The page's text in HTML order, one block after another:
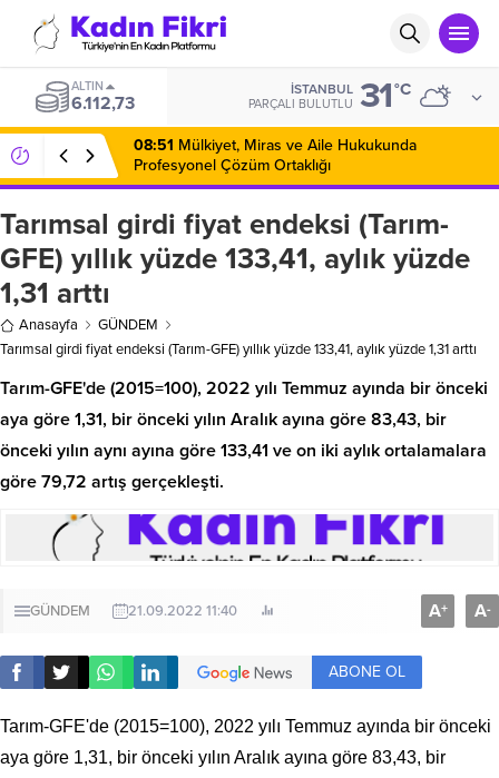
ALTIN
6.112,73
İSTANBUL
PARÇALI BULUTLU 31°C
08:51 Mülkiyet, Miras ve Aile Hukukunda
Profesyonel Çözüm Ortaklığı
Tarımsal girdi fiyat endeksi (Tarım-
GFE) yıllık yüzde 133,41, aylık yüzde
1,31 arttı
Anasayfa
GÜNDEM
Tarımsal girdi fiyat endeksi (Tarım-GFE) yıllık yüzde 133,41, aylık yüzde 1,31 arttı
Tarım-GFE'de (2015=100), 2022 yılı Temmuz ayında bir önceki
aya göre 1,31, bir önceki yılın Aralık ayına göre 83,43, bir
önceki yılın aynı ayına göre 133,41 ve on iki aylık ortalamalara
göre 79,72 artış gerçekleşti.
GÜNDEM 21.09.2022 11:40 A+ A-
ABONE OL
Tarım-GFE'de (2015=100), 2022 yılı Temmuz ayında bir önceki
aya göre 1,31, bir önceki yılın Aralık ayına göre 83,43, bir